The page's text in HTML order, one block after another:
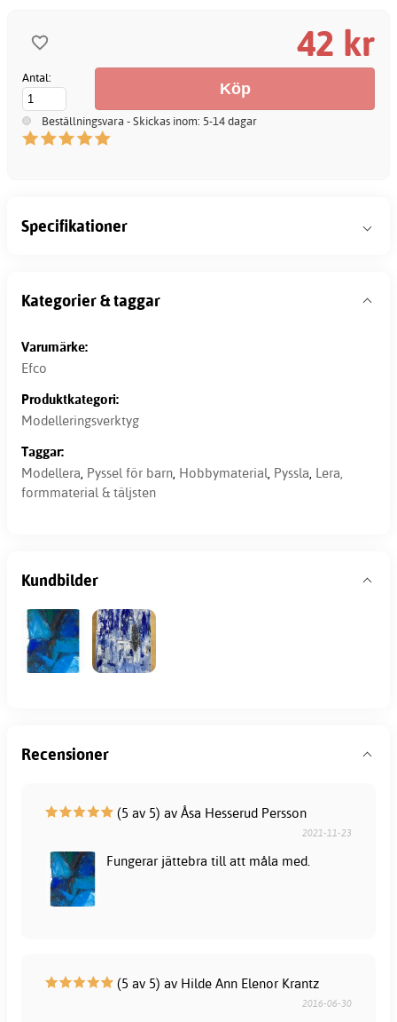
42 kr
Antal:
Beställningsvara - Skickas inom: 5-14 dagar
Specifikationer
Kategorier & taggar
Varumärke:
Efco
Produktkategori:
Modelleringsverktyg
Taggar:
Modellera Pyssel för barn Hobbymaterial Pyssla Lera,
formmaterial & täljsten
Kundbilder
Recensioner
(5 av 5) av Åsa Hesserud Persson
2021-11-23
Fungerar jättebra till att måla med.
(5 av 5) av Hilde Ann Elenor Krantz
2016-06-30